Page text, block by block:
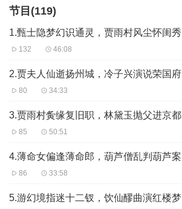
节目(119)
1.甄士隐梦幻识通灵，贾雨村风尘怀闺秀
132 46:08
2.贾夫人仙逝扬州城，冷子兴演说荣国府
80 34:33
3.贾雨村夤缘复旧职，林黛玉抛父进京都
85 50:51
4.薄命女偏逢薄命郎，葫芦僧乱判葫芦案
86 33:58
5.游幻境指迷十二钗，饮仙醪曲演红楼梦